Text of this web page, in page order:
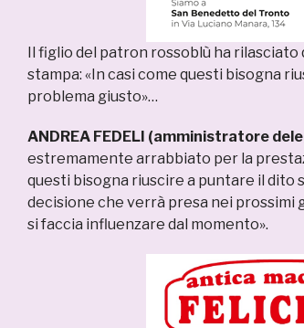
Il figlio del patron rossoblù ha rilasciato
stampa: «In casi come questi bisogna
problema giusto»…
ANDREA FEDELI (amministratore
estremamente arrabbiato per la
questi bisogna riuscire a puntare il dito
decisione che verrà presa nei prossimi
si faccia influenzare dal momento».